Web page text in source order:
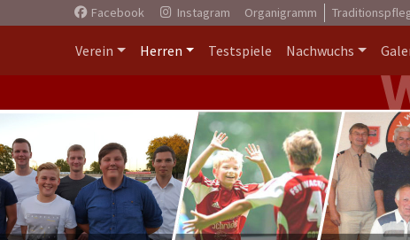
Facebook Instagram Organigramm
Verein Herren Testspiele Nachwuchs